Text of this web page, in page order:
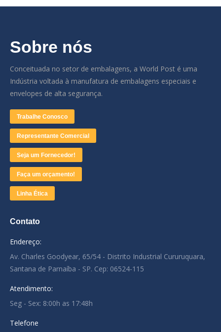
Sobre nós
Conceituada no setor de embalagens, a World Post é uma
Indústria voltada à manufatura de embalagens especiais e
envelopes de alta segurança.
Trabalhe Conosco
Representante Comercial
Seja um Fornecedor!
Faça um orçamento!
Linha Ética
Contato
Endereço:
Av. Charles Goodyear, 65/54 - Distrito Industrial Cururuquara,
Santana de Parnaíba - SP. Cep: 06524-115
Atendimento:
Seg - Sex: 8:00h as 17:48h
Telefone